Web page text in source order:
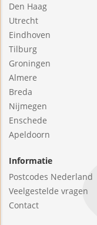
Den Haag
Utrecht
Eindhoven
Tilburg
Groningen
Almere
Breda
Nijmegen
Enschede
Apeldoorn
Informatie
Postcodes Nederland
Veelgestelde vragen
Contact